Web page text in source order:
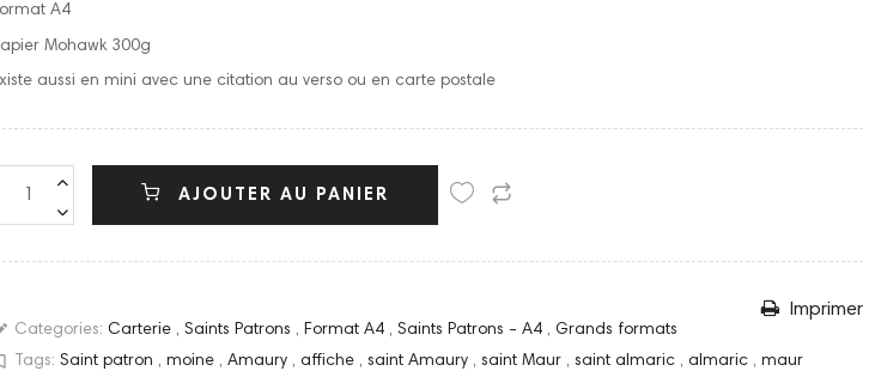
A4
Mohawk 300g
aussi en mini avec une citation au verso ou en carte postale
AJOUTER AU PANIER
Imprimer
Categories: Carterie , Saints Patrons , Format A4 , Saints Patrons - A4 , Grands formats
Tags: Saint patron , moine , Amaury , affiche , saint Amaury , saint Maur , saint almaric , almaric , maur